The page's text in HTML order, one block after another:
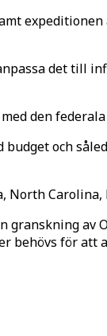
det till
den
och
Carolina,
av
behövs för att